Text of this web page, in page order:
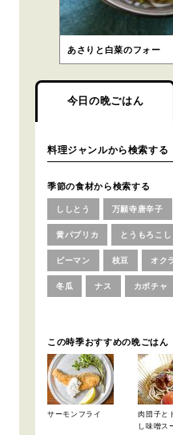
あさりと白菜のフォー
今日の晩ごはん
季節の食材から検索する
ししとう 万願寺唐辛子
黄パプリカ とうもろこし
ピーマン 枝豆 オク
冬瓜 ナス カボチャ
この時季おすすめの晩ごはん
サーモンフライ
肉団子と
し味噌ス